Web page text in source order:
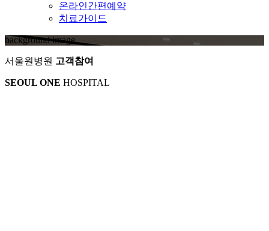
온라인간편예약
치료가이드
background image
서울원병원 고객참여
SEOUL ONE HOSPITAL